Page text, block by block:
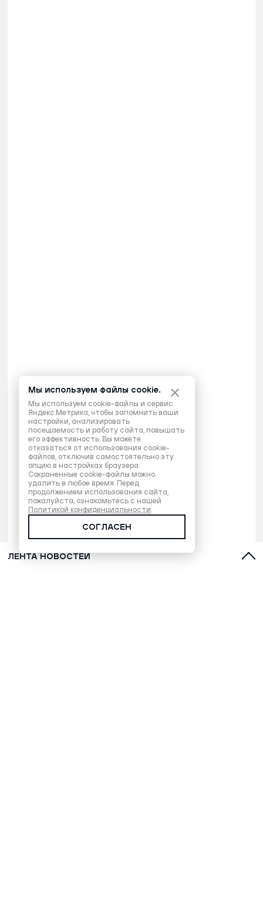
ЛЕНТА НОВОСТЕЙ
Мы используем файлы cookie.
Мы используем cookie-файлы и сервис
Яндекс.Метрика, чтобы запомнить ваши
настройки, анализировать
посещаемость и работу сайта, повышать
его эффективность. Вы можете
отказаться от использования cookie-
файлов, отключив самостоятельно эту
опцию в настройках браузера.
Сохраненные cookie-файлы можно
удалить в любое время. Перед
продолжением использования сайта,
пожалуйста, ознакомьтесь с нашей
Политикой конфиденциальности.
СОГЛАСЕН